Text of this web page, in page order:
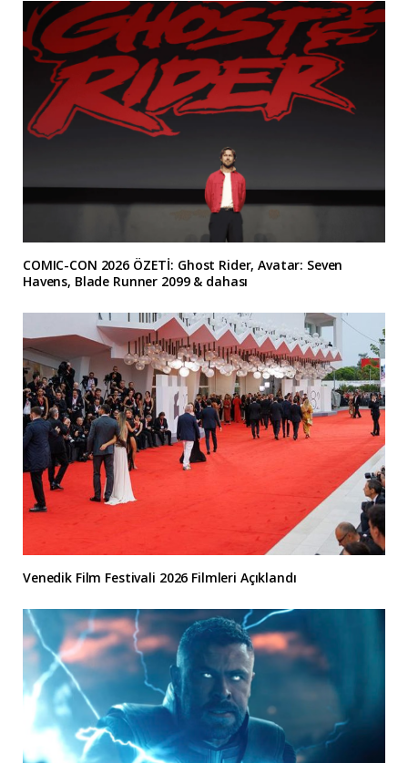
COMIC-CON 2026 ÖZETİ: Ghost Rider, Avatar: Seven
Havens, Blade Runner 2099 & dahası
Venedik Film Festivali 2026 Filmleri Açıklandı